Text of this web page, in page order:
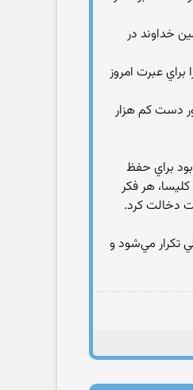
خداوند در
عبرت امروز
دست كم هزار
براي حفظ
هر فكر
دخالت كرد.
تكرار مي‌شود و